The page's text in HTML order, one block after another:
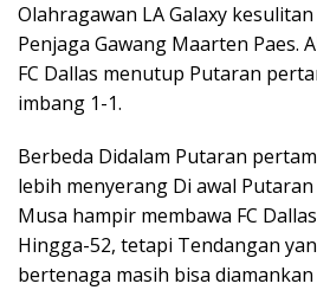
Olahragawan LA Galaxy
Penjaga Gawang Maarten Paes.
FC Dallas menutup Putaran
imbang 1-1.
Berbeda Didalam Putaran
lebih menyerang Di awal
Musa hampir membawa FC
Hingga-52, tetapi Tendangan
bertenaga masih bisa